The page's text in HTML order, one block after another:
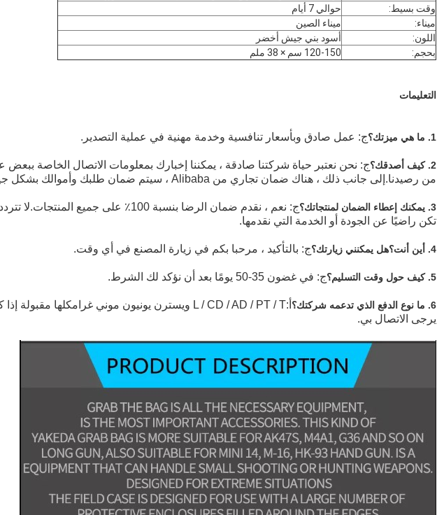
وقت بسيط:
حوالي 7 أيام
ميناء:
ميناء الصين
اللون:
أسود بني جيش أخضر
بحجم:
120-150 سم × 38 ملم
التعليمات
1. ما هي ميزتك؟ ج: عمل صادق وبأسعار تنافسية وخدمة مهنية في عملية التصدير.
2. كيف أصدقك؟
ج: نحن نعتبر حياة شركتنا صادقة ، يمكننا إخبارك بمعلومات الاتصال الخاصة ببعض
من رصيدنا.إلى جانب ذلك ، هناك ضمان تجاري من Alibaba ، سيتم ضمان طلبك وأموالك بشكل جيد.
3. يمكنك إعطاء الضمان لمنتجاتك؟
ج: نعم ، نقدم ضمان الرضا بنسبة 100٪ على جميع
تكن راضيًا عن الجودة أو الخدمة التي نقدمها.
4. أين أنت؟هل يمكنني زيارتك؟ ج: بالتأكيد ، مرحبا بكم في زيارة المصنع في أي وقت.
5. كيف حول وقت التسليم؟ ج: في غضون 35-50 يومًا بعد أن نؤكد لك الشرط.
6. ما نوع الدفع الذي تدعمه شركتك؟ أ:L / CD / AD / PT / T ويسترن يونيون موني غرام
كلها مقبولة
يرجى الاتصال بي.